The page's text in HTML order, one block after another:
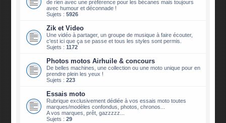
de rien avec une préférence pour les bécanes mais toujours
avec humour et déconnade !
Sujets :5926
Zik et Video
Une vidéo à partager, un groupe de musique à faire écouter,
c'est ici que ça se passe et tous les styles sont permis.
Sujets :1172
Photos motos Airhuile & concours
De belles machines, une collection ou une moto unique pour en
prendre plein les yeux !
Sujets :223
Essais moto
Rubrique exclusivement dédiée à vos essais moto toutes
marques/modèles confondus, photos, chronos...
A vos marques, prêt, gazzzzz...
Sujets :29